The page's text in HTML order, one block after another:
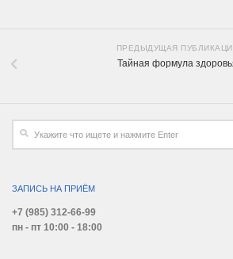
ПРЕДЫДУЩАЯ
Тайная формула
ЗАПИСЬ НА ПРИЁМ
+7 (985) 312-66-99
пн - пт 10:00 - 18:00